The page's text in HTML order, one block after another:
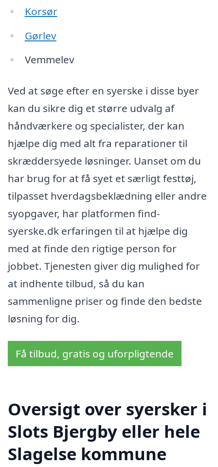
Korsør
Gørlev
Vemmelev
Ved at søge efter en syerske i disse byer
kan du sikre dig et større udvalg af
håndværkere og specialister, der kan
hjælpe dig med alt fra reparationer til
skræddersyede løsninger. Uanset om du
har brug for at få syet et særligt festtøj,
tilpasset hverdagsbeklædning eller andre
syopgaver, har platformen find-
syerske.dk erfaringen til at hjælpe dig
med at finde den rigtige person for
jobbet. Tjenesten giver dig mulighed for
at indhente tilbud, så du kan
sammenligne priser og finde den bedste
løsning for dig.
Få tilbud, gratis og uforpligtende
Oversigt over syersker i
Slots Bjergby eller hele
Slagelse kommune